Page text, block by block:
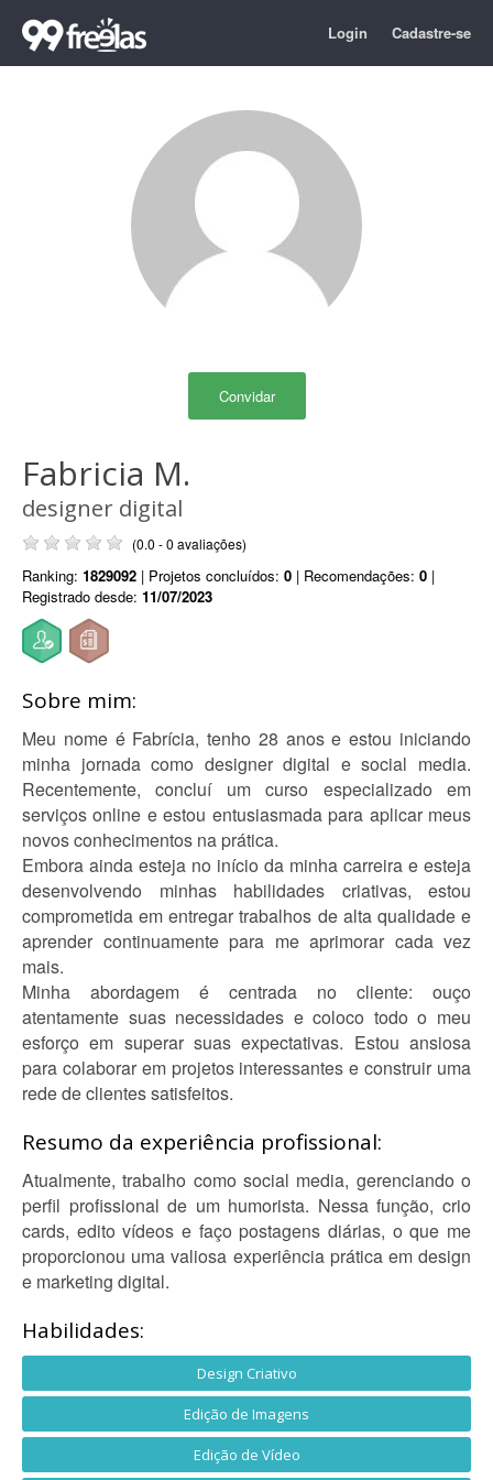
Login Cadastre-se
Convidar
Fabricia M.
designer digital
(0.0 - 0 avaliações)
Ranking: 1829092 | Projetos concluídos: 0 | Recomendações: 0 |
Registrado desde: 11/07/2023
Sobre mim:
Meu nome é Fabrícia, tenho 28 anos e estou iniciando
minha jornada como designer digital e social media.
Recentemente, concluí um curso especializado em
serviços online e estou entusiasmada para aplicar meus
novos conhecimentos na prática.
Embora ainda esteja no início da minha carreira e esteja
desenvolvendo minhas habilidades criativas, estou
comprometida em entregar trabalhos de alta qualidade e
aprender continuamente para me aprimorar cada vez
mais.
Minha abordagem é centrada no cliente: ouço
atentamente suas necessidades e coloco todo o meu
esforço em superar suas expectativas. Estou ansiosa
para colaborar em projetos interessantes e construir uma
rede de clientes satisfeitos.
Resumo da experiência profissional:
Atualmente, trabalho como social media, gerenciando o
perfil profissional de um humorista. Nessa função, crio
cards, edito vídeos e faço postagens diárias, o que me
proporcionou uma valiosa experiência prática em design
e marketing digital.
Habilidades:
Design Criativo
Edição de Imagens
Edição de Vídeo